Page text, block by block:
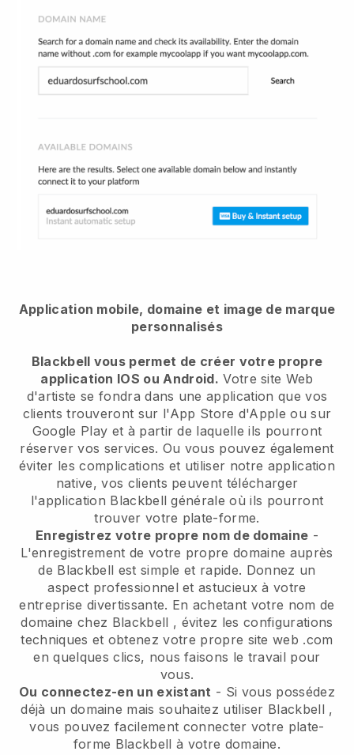
Application mobile, domaine et image de marque
personnalisés
Blackbell vous permet de créer votre propre
application IOS ou Android. Votre site Web
d'artiste se fondra dans une application que vos
clients trouveront sur l'App Store d'Apple ou sur
Google Play et à partir de laquelle ils pourront
réserver vos services. Ou vous pouvez également
éviter les complications et utiliser notre application
native, vos clients peuvent télécharger
l'application Blackbell générale où ils pourront
trouver votre plate-forme.
Enregistrez votre propre nom de domaine -
L'enregistrement de votre propre domaine auprès
de Blackbell est simple et rapide. Donnez un
aspect professionnel et astucieux à votre
entreprise divertissante. En achetant votre nom de
domaine chez Blackbell , évitez les configurations
techniques et obtenez votre propre site web .com
en quelques clics, nous faisons le travail pour
vous.
Ou connectez-en un existant - Si vous possédez
déjà un domaine mais souhaitez utiliser Blackbell ,
vous pouvez facilement connecter votre plate-
forme Blackbell à votre domaine.